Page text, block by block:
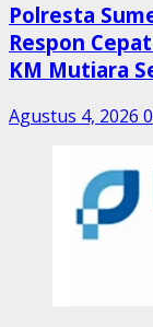
Polresta
Respon
KM Mutiara
Agustus 4, 2026 0